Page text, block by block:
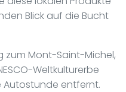
Blick auf die Bucht
zum Mont-Saint-Michel,
Weltkulturerbe
Autostunde entfernt.